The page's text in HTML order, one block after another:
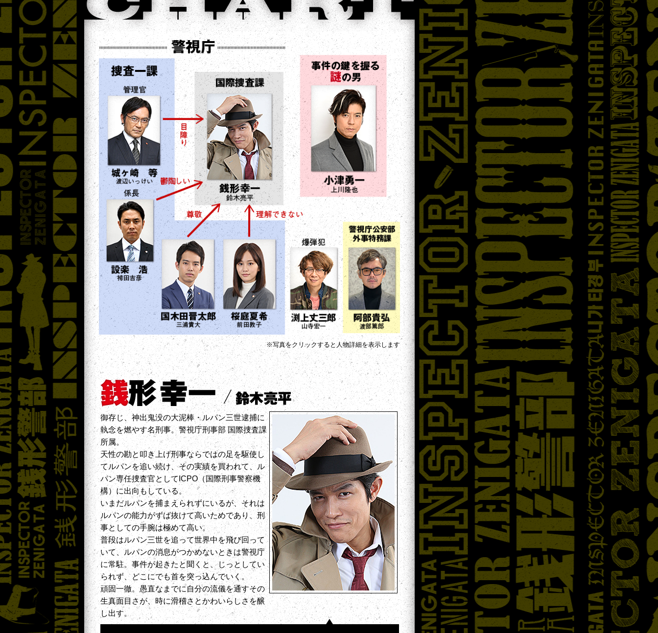
※写真をクリックすると人物詳細を表示します
御存じ、神出鬼没の大泥棒・ルパン三世逮捕に
執念を燃やす名刑事。警視庁刑事部 国際捜査課
所属。
天性の勘と叩き上げ刑事ならではの足を駆使し
てルパンを追い続け、その実績を買われて、ル
パン専任捜査官としてICPO（国際刑事警察機
構）に出向もしている。
いまだルパンを捕まえられずにいるが、それは
ルパンの能力がずば抜けて高いためであり、刑
事としての手腕は極めて高い。
普段はルパン三世を追って世界中を飛び回って
いて、ルパンの消息がつかめないときは警視庁
に常駐。事件が起きたと聞くと、じっとしてい
られず、どこにでも首を突っ込んでいく。
頑固一徹。愚直なまでに自分の流儀を通すその
生真面目さが、時に滑稽さとかわいらしさを醸
し出す。